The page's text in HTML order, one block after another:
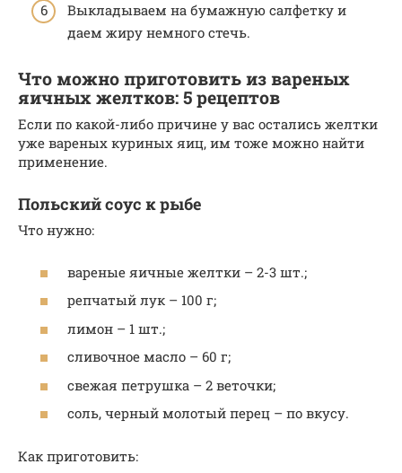
Выкладываем на бумажную салфетку и
даем жиру немного стечь.
Что можно приготовить из вареных
яичных желтков: 5 рецептов
Если по какой-либо причине у вас остались желтки
уже вареных куриных яиц, им тоже можно найти
применение.
Польский соус к рыбе
Что нужно:
вареные яичные желтки – 2-3 шт.;
репчатый лук – 100 г;
лимон – 1 шт.;
сливочное масло – 60 г;
свежая петрушка – 2 веточки;
соль, черный молотый перец – по вкусу.
Как приготовить: